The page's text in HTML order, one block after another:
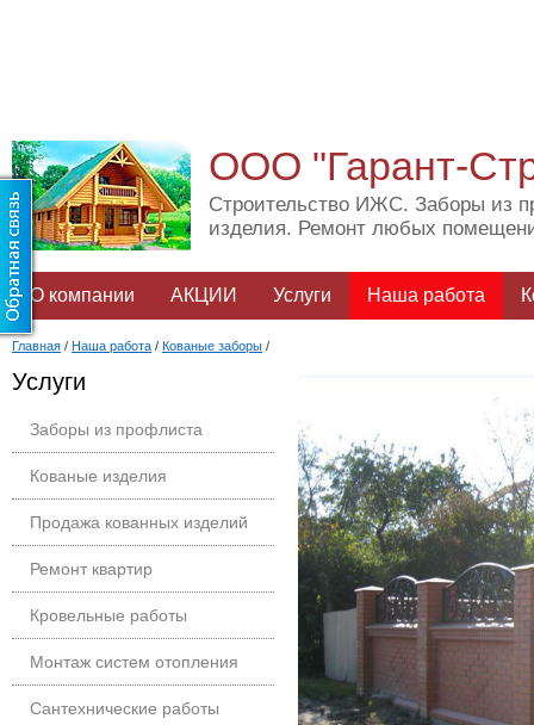
ООО "Гарант-
Строительство ИЖС. Заборы из
изделия. Ремонт любых
О компании АКЦИИ Услуги Наша работа
Главная / Наша работа / Кованые заборы /
Услуги
Заборы из профлиста
Кованые изделия
Продажа кованных изделий
Ремонт квартир
Кровельные работы
Монтаж систем отопления
Сантехнические работы